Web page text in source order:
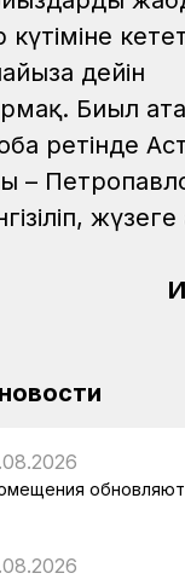
дейін
Биыл
ретінде
–
обновляют